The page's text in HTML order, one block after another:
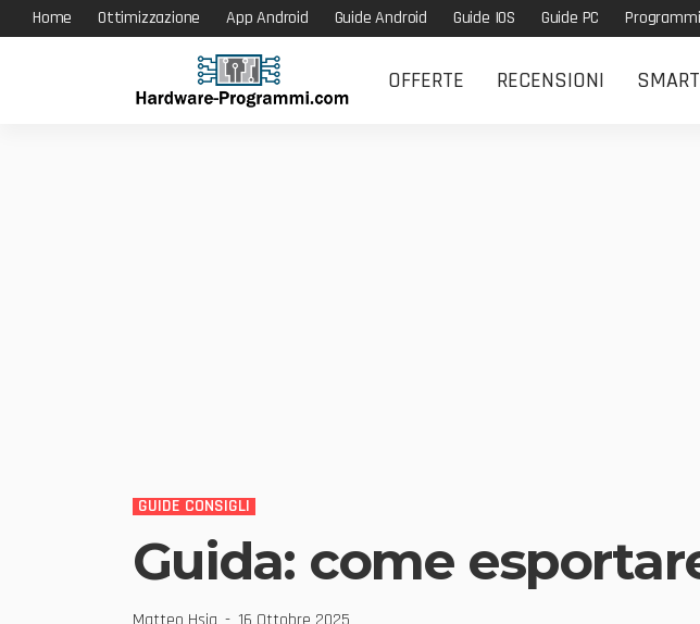
Home Ottimizzazione App Android Guide Android Guide IOS Guide PC Programmi
OFFERTE RECENSIONI
GUIDE CONSIGLI
Guida: come